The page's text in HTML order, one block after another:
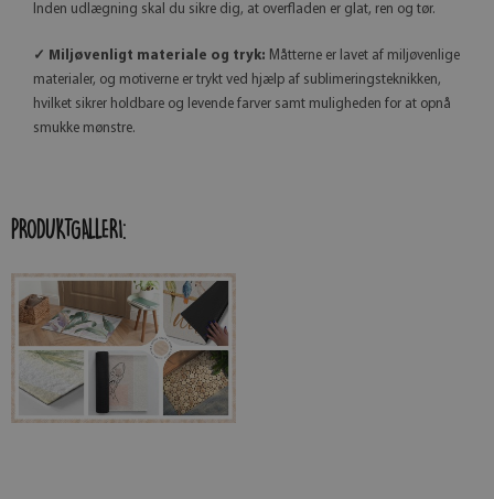
Inden udlægning skal du sikre dig, at overfladen er glat, ren og tør.
✓ Miljøvenligt materiale og tryk: Måtterne er lavet af miljøvenlige
materialer, og motiverne er trykt ved hjælp af sublimeringsteknikken,
hvilket sikrer holdbare og levende farver samt muligheden for at opnå
smukke mønstre.
PRODUKTGALLERI: